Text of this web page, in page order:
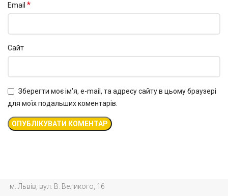
Email *
Сайт
Зберегти моє ім'я, e-mail, та адресу сайту в цьому браузері
для моїх подальших коментарів.
м. Львів, вул. В. Великого, 16